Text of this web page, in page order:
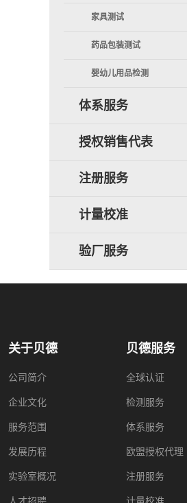
家具测试
药品包装测试
婴幼儿用品检测
体系服务
授权销售代表
注册服务
计量校准
验厂服务
关于贝德
公司简介
企业文化
服务范围
发展历程
实验室概况
贝德服务
全球认证
检测服务
体系服务
欧盟授权代理
注册服务